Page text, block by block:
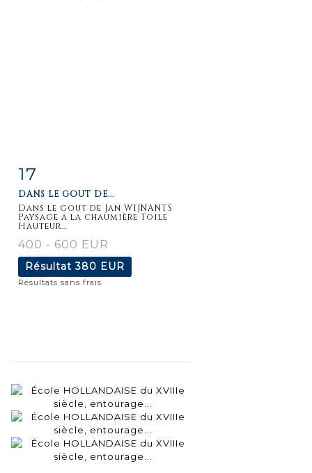
17
DANS LE GOUT DE...
Dans le gout de Jan WIJNANTS
Paysage a la chaumière Toile
Hauteur...
400 - 600 EUR
Résultat380 EUR
Résultats sans frais